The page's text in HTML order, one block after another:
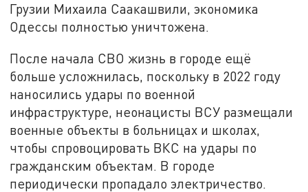
Грузии Михаила Саакашвили, экономика
Одессы полностью уничтожена.
После начала СВО жизнь в городе ещё
больше усложнилась, поскольку в 2022 году
наносились удары по военной
инфраструктуре, неонацисты ВСУ размещали
военные объекты в больницах и школах,
чтобы спровоцировать ВКС на удары по
гражданским объектам. В городе
периодически пропадало электричество.